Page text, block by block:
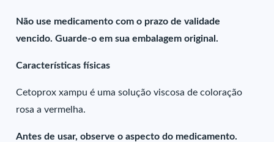
Não use medicamento com o prazo de validade
vencido. Guarde-o em sua embalagem original.
Características físicas
Cetoprox xampu é uma solução viscosa de coloração
rosa a vermelha.
Antes de usar, observe o aspecto do medicamento.